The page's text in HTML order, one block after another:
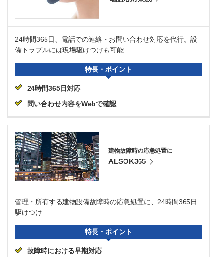
24時間365日、電話での連絡・お問い合わせ対応を代行。設
備トラブルには現場駆けつけも可能
特長・ポイント
24時間365日対応
問い合わせ内容をWebで確認
建物故障時の応急処置に
ALSOK365
管理・所有する建物設備故障時の応急処置に、24時間365日
駆けつけ
特長・ポイント
故障時における早期対応